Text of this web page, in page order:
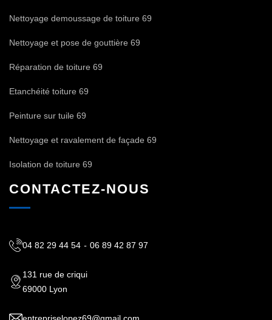
Nettoyage demoussage de toiture 69
Nettoyage et pose de gouttière 69
Réparation de toiture 69
Etanchéité toiture 69
Peinture sur tuile 69
Nettoyage et ravalement de façade 69
Isolation de toiture 69
CONTACTEZ-NOUS
04 82 29 44 54 - 06 89 42 87 97
131 rue de criqui
69000 Lyon
entrepriselopez69@gmail.com